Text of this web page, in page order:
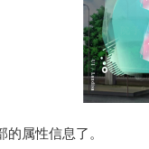
属性信息了。